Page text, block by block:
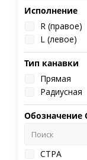
Sant
Koves
Исполнение
R (правое)
L (левое)
Тип канавки
Прямая
Радиусная
Обозначение
CTPA